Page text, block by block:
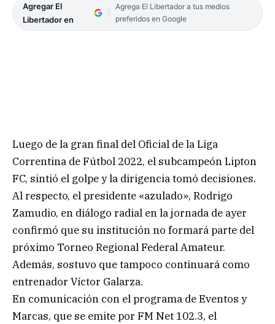
Agregar El
Libertador en
Agrega El Libertador a tus medios
preferidos en Google
Luego de la gran final del Oficial de la Liga
Correntina de Fútbol 2022, el subcampeón Lipton
FC, sintió el golpe y la dirigencia tomó decisiones.
Al respecto, el presidente «azulado», Rodrigo
Zamudio, en diálogo radial en la jornada de ayer
confirmó que su institución no formará parte del
próximo Torneo Regional Federal Amateur.
Además, sostuvo que tampoco continuará como
entrenador Víctor Galarza.
En comunicación con el programa de Eventos y
Marcas, que se emite por FM Net 102.3, el